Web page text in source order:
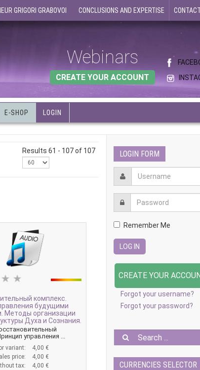
GRIGORI GRABOVOI CONCLUSIONS AND EXPERTISE CONTACT
Webinars
CREATE YOUR ACCOUNT
E-SHOP LOGIN
Results 61 - 107 of 107
комплекс.
будущими
Методы организации
Духа и Сознания.
управления ...
variant:
4,00 €
price:
4,00 €
tax:
4,00 €
LOGIN FORM
Remember Me
CREATE YOUR
Forgot your username?
Forgot your password?
CURRENCIES SELECTOR